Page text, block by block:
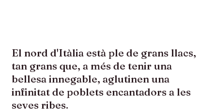
El nord d'Itàlia està ple de grans llacs,
tan grans que, a més de tenir una
bellesa innegable, aglutinen una
infinitat de poblets encantadors a les
seves ribes.